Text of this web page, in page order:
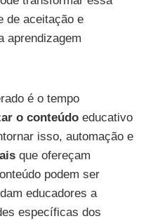
de aceitação e
aprendizagem
é o tempo
o conteúdo educativo
isso, automação e
que ofereçam
podem ser
educadores a
específicas dos